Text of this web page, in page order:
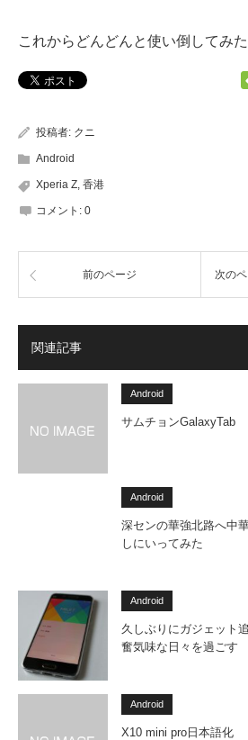
これからどんどんと使い倒してみた
投稿者: クニ
Android
Xperia Z, 香港
コメント: 0
前のページ 次の
関連記事
Android
サムチョンGalaxyTab
Android
深センの華強北路へ中
しにいってみた
Android
久しぶりにガジェット
奮気味な日々を過ごす
Android
X10 mini pro日本語化